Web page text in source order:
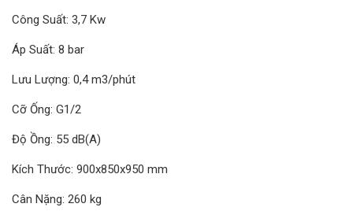
Công Suất: 3,7 Kw
Áp Suất: 8 bar
Lưu Lượng: 0,4 m3/phút
Cỡ Ống: G1/2
Độ Ồng: 55 dB(A)
Kích Thước: 900x850x950 mm
Cân Nặng: 260 kg